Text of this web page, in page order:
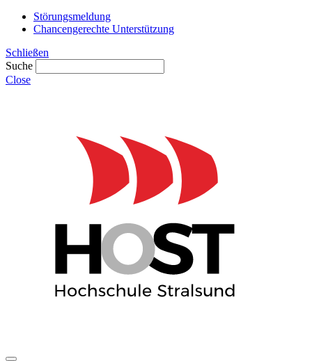
Störungsmeldung
Chancengerechte Unterstützung
Schließen
Suche
Close